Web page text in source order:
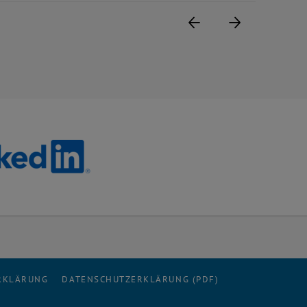
Vorige Seite
DATENSCHUTZERKLÄRUNG (PDF)